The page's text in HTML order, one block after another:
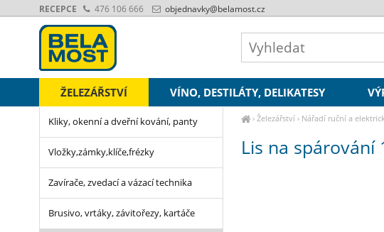
› Železářství› Nářadí ruční a
Lis na spárování
Kliky, okenní a dveřní kování, panty
Vložky,zámky,klíče,frézky
Zavírače, zvedací a vázací technika
Brusivo, vrtáky, závitořezy, kartáče
ŽELEZÁŘSTVÍ VÍNO, DESTILÁTY, DELIKATESY
RECEPCE 476 106 666 objednavky@belamost.cz